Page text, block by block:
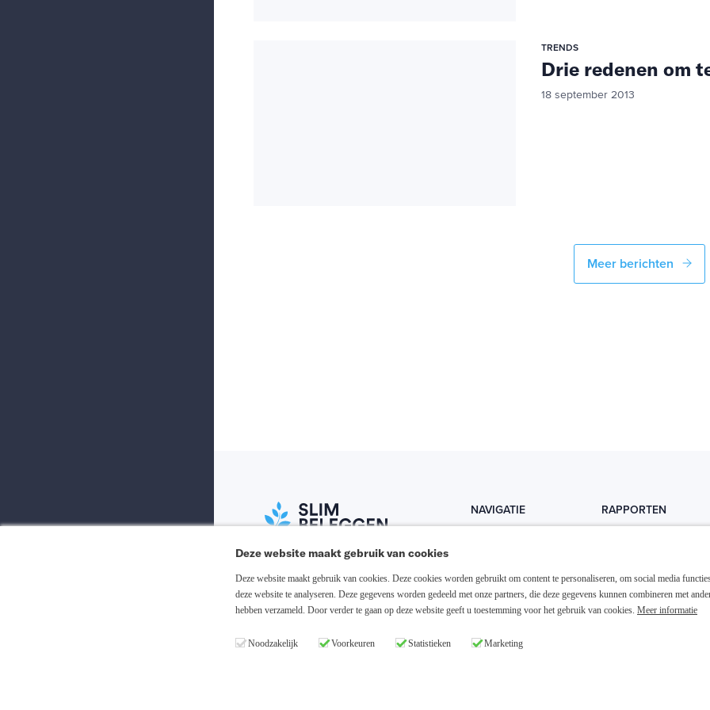
TRENDS
Drie redenen om
18 september 2013
Meer berichten
NAVIGATIE
Media links
RAPPORTEN
Dividend
Deze website maakt gebruik van cookies
Deze website maakt gebruik van cookies. Deze cookies worden gebruikt om content te personaliseren, om social media
deze website te analyseren. Deze gegevens worden gedeeld met onze partners, die deze gegevens kunnen combineren met
hebben verzameld. Door verder te gaan op deze website geeft u toestemming voor het gebruik van cookies. Meer informatie
Noodzakelijk Voorkeuren Statistieken Marketing